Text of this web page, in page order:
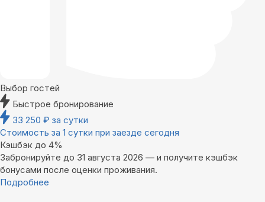
Выбор гостей
Быстрое бронирование
33 250 ₽ за сутки
Стоимость за 1 сутки при заезде сегодня
Кэшбэк до 4%
Забронируйте до 31 августа 2026 — и получите кэшбэк
бонусами после оценки проживания.
Подробнее